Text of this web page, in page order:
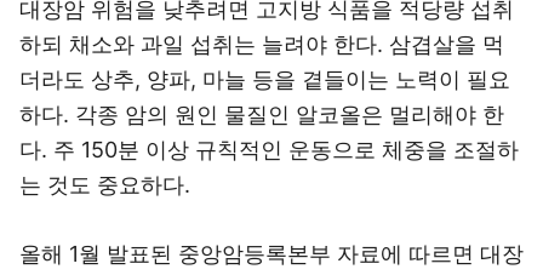
대장암 위험을 낮추려면 고지방 식품을 적당량 섭취
하되 채소와 과일 섭취는 늘려야 한다. 삼겹살을 먹
더라도 상추, 양파, 마늘 등을 곁들이는 노력이 필요
하다. 각종 암의 원인 물질인 알코올은 멀리해야 한
다. 주 150분 이상 규칙적인 운동으로 체중을 조절하
는 것도 중요하다.
올해 1월 발표된 중앙암등록본부 자료에 따르면 대장